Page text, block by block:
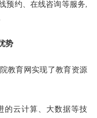
约、在线咨询等服务,
势
育网实现了教育资源
云计算、大数据等技